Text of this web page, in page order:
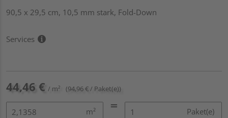
90,5 x 29,5 cm, 10,5 mm stark, Fold-Down
Services
44,46 € / m² (94,96 € / Paket(e))
m² Paket(e)